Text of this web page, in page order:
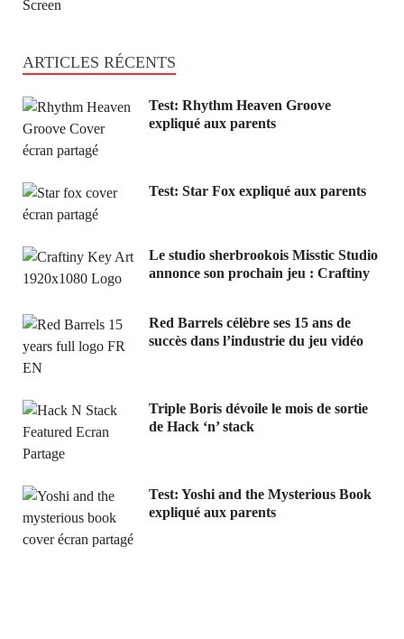
ARTICLES RÉCENTS
Test: Rhythm Heaven Groove
expliqué aux parents
Test: Star Fox expliqué aux parents
Le studio sherbrookois Misstic Studio
annonce son prochain jeu : Craftiny
Red Barrels célèbre ses 15 ans de
succès dans l’industrie du jeu vidéo
Triple Boris dévoile le mois de sortie
de Hack ‘n’ stack
Test: Yoshi and the Mysterious Book
expliqué aux parents